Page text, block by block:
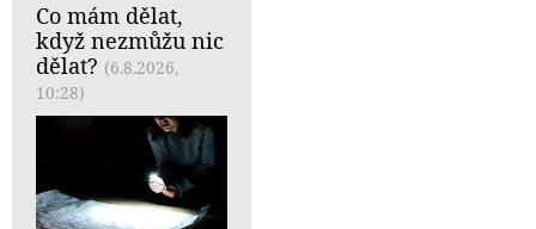
Co mám dělat,
když nezmůžu nic
dělat? (6.8.2026,
10:28)